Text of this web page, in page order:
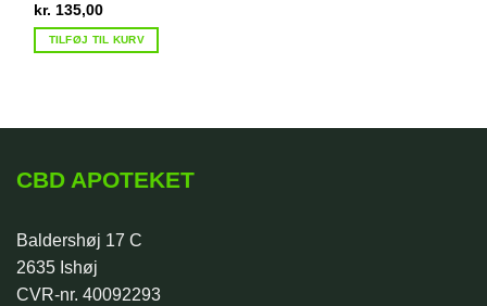
kr. 135,00
TILFØJ TIL KURV
CBD APOTEKET
Baldershøj 17 C
2635 Ishøj
CVR-nr. 40092293